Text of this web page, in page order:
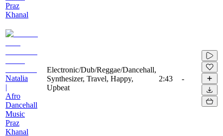
Praz
Khanal
Natalia
|
Afro
Dancehall
Music
Praz
Khanal
Electronic/Dub/Reggae/Dancehall,
Synthesizer, Travel, Happy,
Upbeat
2:43 -